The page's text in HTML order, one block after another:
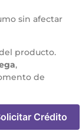
sin afectar
producto.
,
de
Crédito